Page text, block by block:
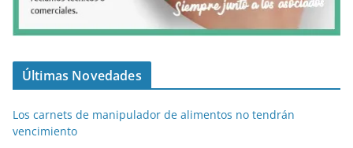
Últimas Novedades
Los carnets de manipulador de alimentos no tendrán
vencimiento